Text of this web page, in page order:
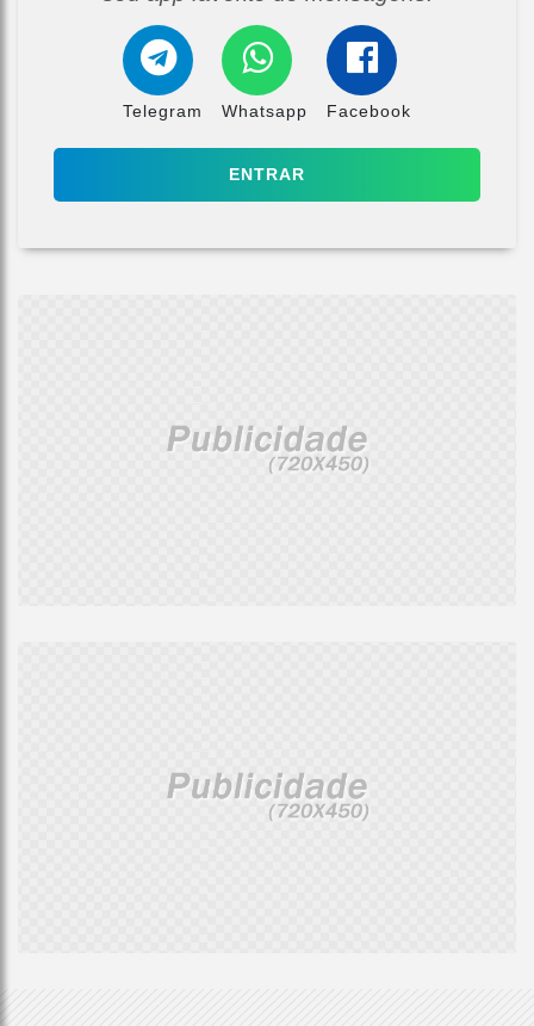
Telegram Whatsapp Facebook
ENTRAR